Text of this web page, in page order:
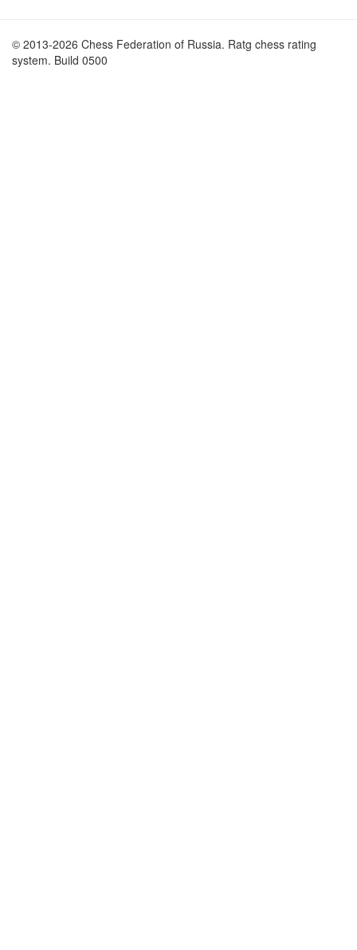
© 2013-2026 Chess Federation of Russia. Ratg chess rating
system. Build 0500